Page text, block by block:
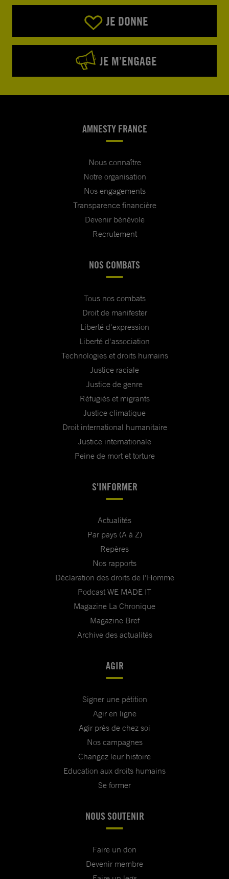
JE DONNE
JE M’ENGAGE
AMNESTY FRANCE
Nous connaître
Notre organisation
Nos engagements
Transparence financière
Devenir bénévole
Recrutement
NOS COMBATS
Tous nos combats
Droit de manifester
Liberté d'expression
Liberté d'association
Technologies et droits humains
Justice raciale
Justice de genre
Réfugiés et migrants
Justice climatique
Droit international humanitaire
Justice internationale
Peine de mort et torture
S'INFORMER
Actualités
Par pays (A à Z)
Repères
Nos rapports
Déclaration des droits de l'Homme
Podcast WE MADE IT
Magazine La Chronique
Magazine Bref
Archive des actualités
AGIR
Signer une pétition
Agir en ligne
Agir près de chez soi
Nos campagnes
Changez leur histoire
Education aux droits humains
Se former
NOUS SOUTENIR
Faire un don
Devenir membre